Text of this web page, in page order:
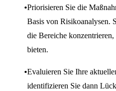
Priorisieren Sie die
Basis von Risikoanalysen.
die Bereiche
bieten.
Evaluieren Sie Ihre
identifizieren Sie dann